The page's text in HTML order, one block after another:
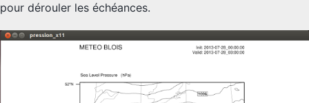
pour dérouler les échéances.